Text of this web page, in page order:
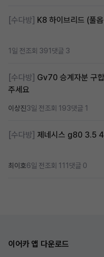
[수다방] K8 하이브리드 (풀
1일 전조회 391 댓글 3
[수다방] Gv70 승계자분 구
주세요
이상진3일 전조회 193댓글 1
[수다방] 제네시스 g80 3.5 4
최이호6일 전조회 111 댓글 0
이어카 앱 다운로드